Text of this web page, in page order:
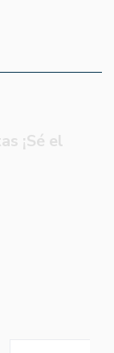
¡Sé el